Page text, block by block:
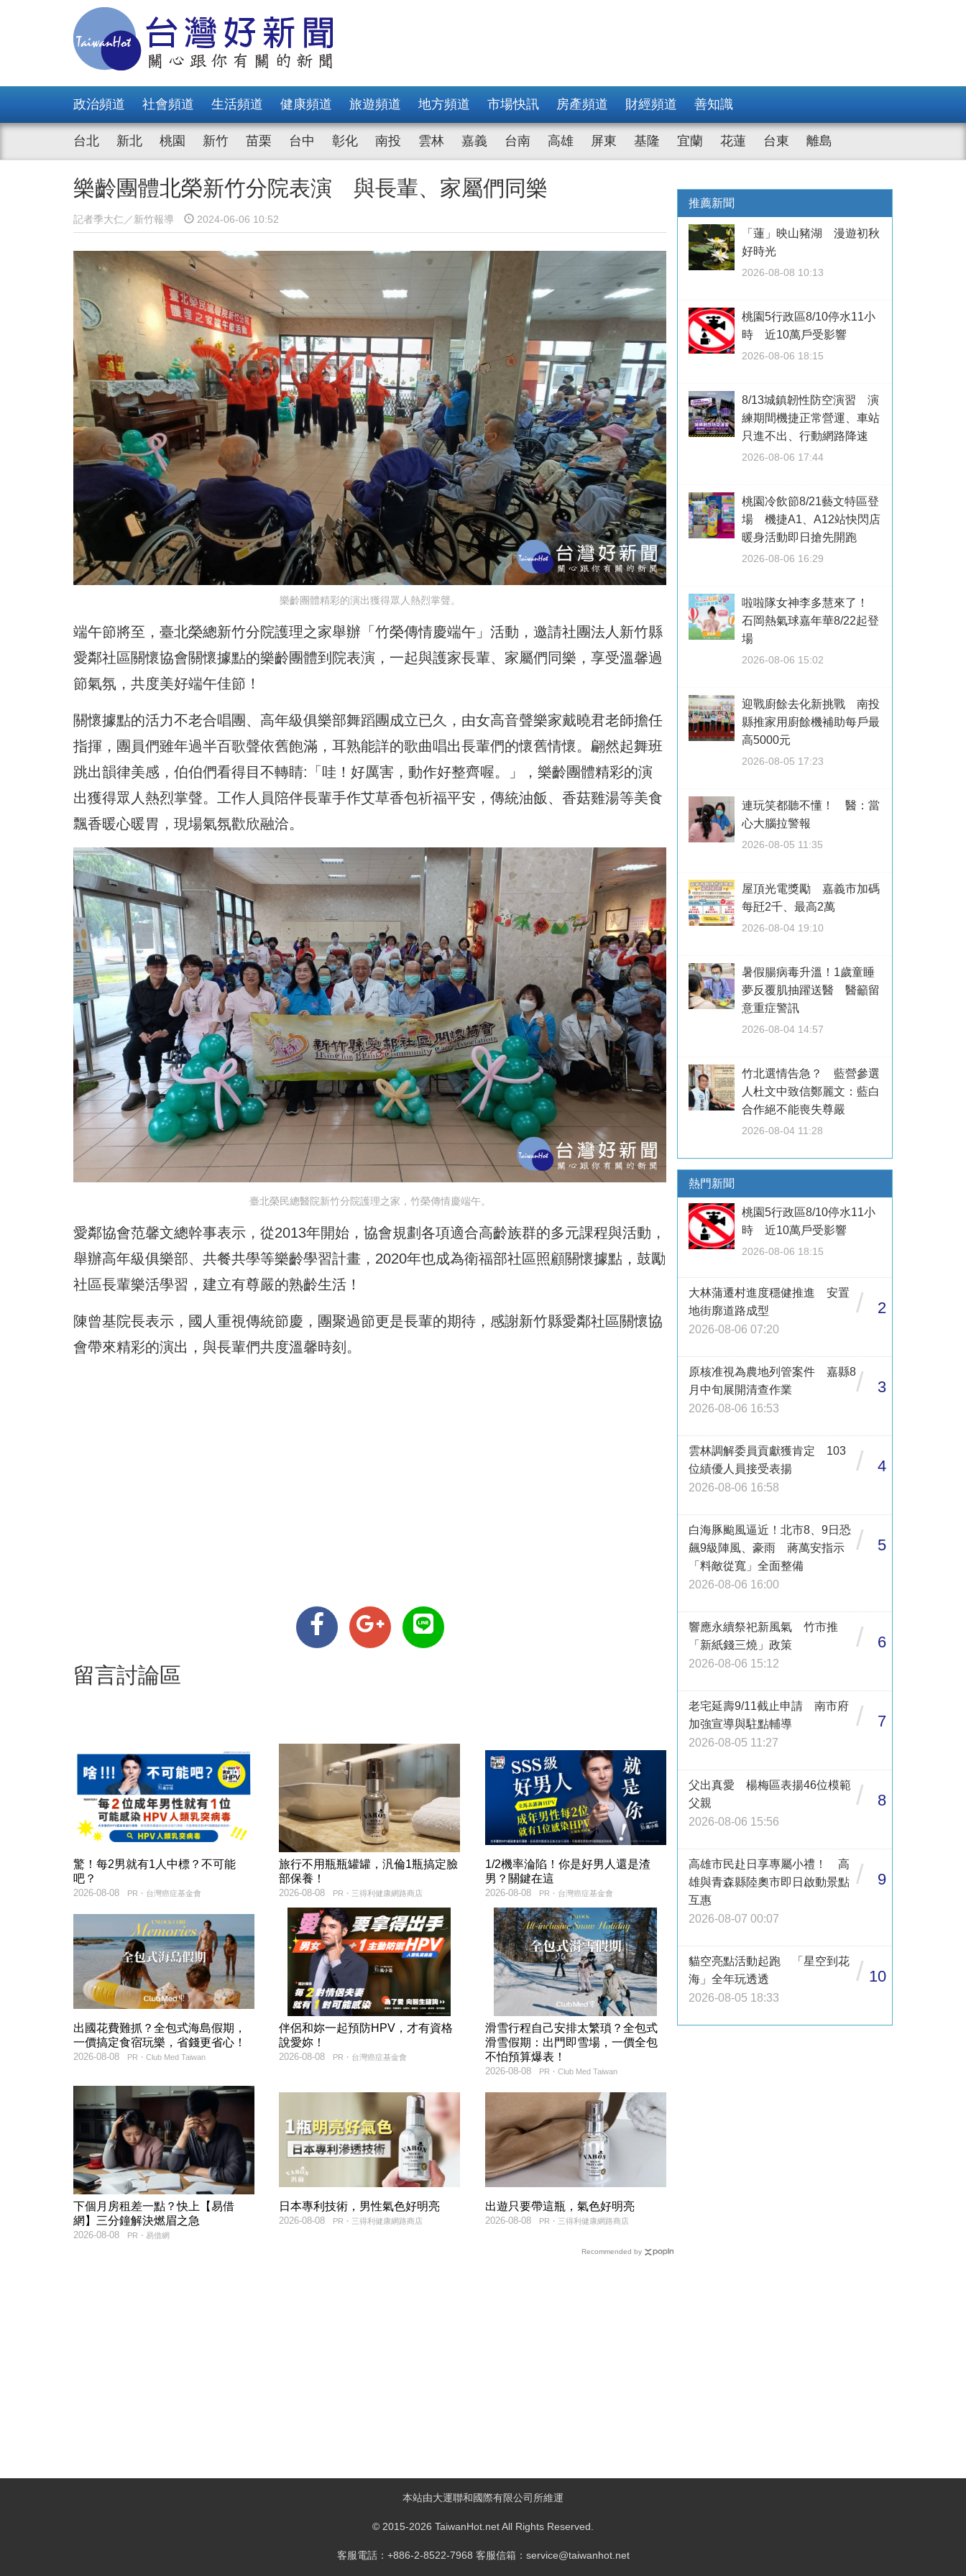
政治頻道 社會頻道 生活頻道 健康頻道 旅遊頻道 地方頻道 市場快訊 房產頻道 財經頻道 善知識
台北 新北 桃園 新竹 苗栗 台中 彰化 南投 雲林 嘉義 台南 高雄 屏東 基隆 宜蘭 花蓮 台東 離島
樂齡團體北榮新竹分院表演 與長輩、家屬們同樂
記者季大仁／新竹報導 2024-06-06 10:52
樂齡團體精彩的演出獲得眾人熱烈掌聲。
端午節將至，臺北榮總新竹分院護理之家舉辦「竹榮傳情慶端午」活動，邀請社團法人新竹縣
愛鄰社區關懷協會關懷據點的樂齡團體到院表演，一起與護家長輩、家屬們同樂，享受溫馨過
節氣氛，共度美好端午佳節！
關懷據點的活力不老合唱團、高年級俱樂部舞蹈團成立已久，由女高音聲樂家戴曉君老師擔任
指揮，團員們雖年過半百歌聲依舊飽滿，耳熟能詳的歌曲唱出長輩們的懷舊情懷。翩然起舞班
跳出韻律美感，伯伯們看得目不轉睛:「哇！好厲害，動作好整齊喔。」，樂齡團體精彩的演
出獲得眾人熱烈掌聲。工作人員陪伴長輩手作艾草香包祈福平安，傳統油飯、香菇雞湯等美食
飄香暖心暖胃，現場氣氛歡欣融洽。
臺北榮民總醫院新竹分院護理之家，竹榮傳情慶端午。
愛鄰協會范馨文總幹事表示，從2013年開始，協會規劃各項適合高齡族群的多元課程與活動，
舉辦高年級俱樂部、共餐共學等樂齡學習計畫，2020年也成為衛福部社區照顧關懷據點，鼓勵
社區長輩樂活學習，建立有尊嚴的熟齡生活！
陳曾基院長表示，國人重視傳統節慶，團聚過節更是長輩的期待，感謝新竹縣愛鄰社區關懷協
會帶來精彩的演出，與長輩們共度溫馨時刻。
留言討論區
驚！每2男就有1人中標？不可能
吧？
PR・台灣癌症基金會
2026-08-08
旅行不用瓶瓶罐罐，汎倫1瓶搞定臉
部保養！
PR・三得利健康網路商店
2026-08-08
1/2機率淪陷！你是好男人還是渣
男？關鍵在這
PR・台灣癌症基金會
2026-08-08
出國花費難抓？全包式海島假期，
一價搞定食宿玩樂，省錢更省心！
PR・Club Med Taiwan
2026-08-08
伴侶和妳一起預防HPV，才有資格
說愛妳！
PR・台灣癌症基金會
2026-08-08
滑雪行程自己安排太繁瑣？全包式
滑雪假期：出門即雪場，一價全包
不怕預算爆表！
PR・Club Med Taiwan
2026-08-08
下個月房租差一點？快上【易借
網】三分鐘解決燃眉之急
PR・易借網
2026-08-08
日本專利技術，男性氣色好明亮
PR・三得利健康網路商店
2026-08-08
出遊只要帶這瓶，氣色好明亮
PR・三得利健康網路商店
2026-08-08
Recommended by
推薦新聞
「蓮」映山豬湖 漫遊初秋
好時光
2026-08-08 10:13
桃園5行政區8/10停水11小
時 近10萬戶受影響
2026-08-06 18:15
8/13城鎮韌性防空演習 演
練期間機捷正常營運、車站
只進不出、行動網路降速
2026-08-06 17:44
桃園冷飲節8/21藝文特區登
場 機捷A1、A12站快閃店
暖身活動即日搶先開跑
2026-08-06 16:29
啦啦隊女神李多慧來了！
石岡熱氣球嘉年華8/22起登
場
2026-08-06 15:02
迎戰廚餘去化新挑戰 南投
縣推家用廚餘機補助每戶最
高5000元
2026-08-05 17:23
連玩笑都聽不懂！ 醫：當
心大腦拉警報
2026-08-05 11:35
屋頂光電獎勵 嘉義市加碼
每瓩2千、最高2萬
2026-08-04 19:10
暑假腸病毒升溫！1歲童睡
夢反覆肌抽躍送醫 醫籲留
意重症警訊
2026-08-04 14:57
竹北選情告急？ 藍營參選
人杜文中致信鄭麗文：藍白
合作絕不能喪失尊嚴
2026-08-04 11:28
熱門新聞
桃園5行政區8/10停水11小
時 近10萬戶受影響
2026-08-06 18:15
大林蒲遷村進度穩健推進 安置
地街廓道路成型
2026-08-06 07:20
/ 2
原核准視為農地列管案件 嘉縣8
月中旬展開清查作業
2026-08-06 16:53
/ 3
雲林調解委員貢獻獲肯定 103
位績優人員接受表揚
2026-08-06 16:58
/ 4
白海豚颱風逼近！北市8、9日恐
飆9級陣風、豪雨 蔣萬安指示
「料敵從寬」全面整備
2026-08-06 16:00
/ 5
響應永續祭祀新風氣 竹市推
「新紙錢三燒」政策
2026-08-06 15:12
/ 6
老宅延壽9/11截止申請 南市府
加強宣導與駐點輔導
2026-08-05 11:27
/ 7
父出真愛 楊梅區表揚46位模範
父親
2026-08-06 15:56
/ 8
高雄市民赴日享專屬小禮！ 高
雄與青森縣陸奧市即日啟動景點
互惠
2026-08-07 00:07
/ 9
貓空亮點活動起跑 「星空到花
海」全年玩透透
2026-08-05 18:33
/ 10
本站由大運聯和國際有限公司所維運
© 2015-2026 TaiwanHot.net All Rights Reserved.
客服電話：+886-2-8522-7968 客服信箱：service@taiwanhot.net